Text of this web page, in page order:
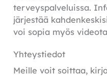
terveyspalveluissa.
järjestää
voi sopia myös
Yhteystiedot
Meille voit soittaa,